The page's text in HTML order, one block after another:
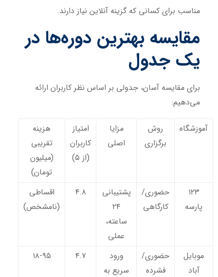
مناسب برای کسانی که گزینه آنلاین نیاز دارند.
مقایسه بهترین دوره‌ها در
یک جدول
برای مقایسه آسان، جدولی بر اساس نظر کاربران ارائه
می‌دهیم:
آموزشگاه
روش
برگزاری
مزایا
اصلی
امتیاز
کاربران
(از ۵)
هزینه
تقریبی
(میلیون
تومان)
۱۲۳
پارسه
حضوری/
کارگاهی
پشتیبانی
۲۴
ساعته،
عملی
۴.۸
اقساطی
(نامشخص)
موبایل
آباد
حضوری/
فشرده
ورود
سریع به
۴.۷ ۱۸-۹۵